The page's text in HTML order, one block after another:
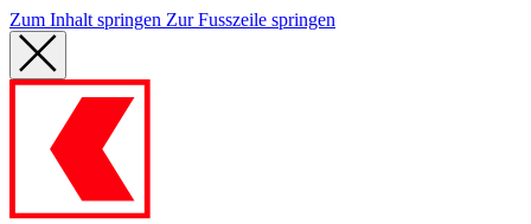
Zum Inhalt springen Zur Fusszeile springen